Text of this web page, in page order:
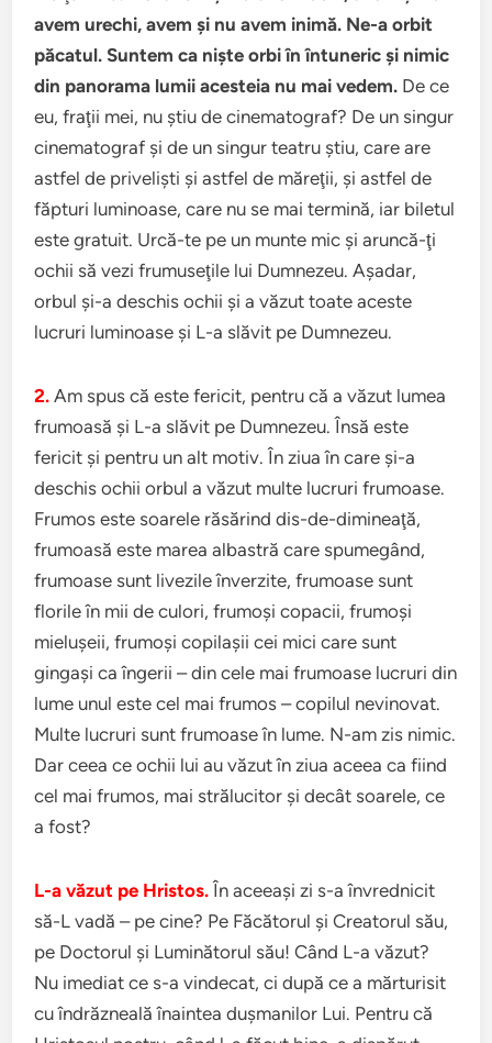
avem urechi, avem şi nu avem inimă. Ne-a orbit
păcatul. Suntem ca nişte orbi în întuneric şi nimic
din panorama lumii acesteia nu mai vedem. De ce
eu, fraţii mei, nu ştiu de cinematograf? De un singur
cinematograf şi de un singur teatru ştiu, care are
astfel de privelişti şi astfel de măreţii, şi astfel de
făpturi luminoase, care nu se mai termină, iar biletul
este gratuit. Urcă-te pe un munte mic şi aruncă-ţi
ochii să vezi frumuseţile lui Dumnezeu. Aşadar,
orbul şi-a deschis ochii şi a văzut toate aceste
lucruri luminoase şi L-a slăvit pe Dumnezeu.
2. Am spus că este fericit, pentru că a văzut lumea
frumoasă şi L-a slăvit pe Dumnezeu. Însă este
fericit şi pentru un alt motiv. În ziua în care şi-a
deschis ochii orbul a văzut multe lucruri frumoase.
Frumos este soarele răsărind dis-de-dimineaţă,
frumoasă este marea albastră care spumegând,
frumoase sunt livezile înverzite, frumoase sunt
florile în mii de culori, frumoşi copacii, frumoşi
mieluşeii, frumoşi copilaşii cei mici care sunt
gingaşi ca îngerii – din cele mai frumoase lucruri din
lume unul este cel mai frumos – copilul nevinovat.
Multe lucruri sunt frumoase în lume. N-am zis nimic.
Dar ceea ce ochii lui au văzut în ziua aceea ca fiind
cel mai frumos, mai strălucitor şi decât soarele, ce
a fost?
L-a văzut pe Hristos. În aceeaşi zi s-a învrednicit
să-L vadă – pe cine? Pe Făcătorul şi Creatorul său,
pe Doctorul şi Luminătorul său! Când L-a văzut?
Nu imediat ce s-a vindecat, ci după ce a mărturisit
cu îndrăzneală înaintea duşmanilor Lui. Pentru că